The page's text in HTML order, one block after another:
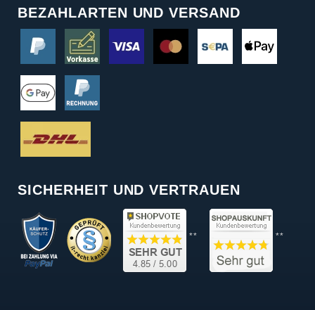
BEZAHLARTEN UND VERSAND
SICHERHEIT UND VERTRAUEN
** **